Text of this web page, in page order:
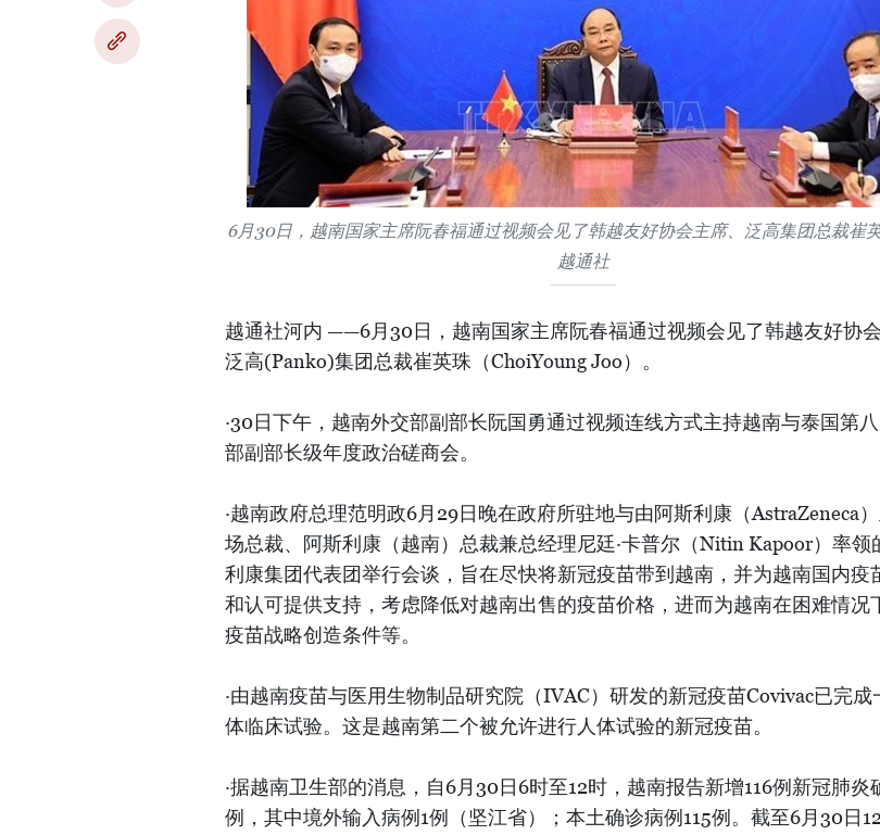
6月30日，越南国家主席阮春福通过视频会见了韩越友好协会主席、泛高集团总裁崔
越通社
越通社河内 ——6月30日，越南国家主席阮春福通过视频会见了韩越友好协会
泛高(Panko)集团总裁崔英珠（ChoiYoung Joo）。
·30日下午，越南外交部副部长阮国勇通过视频连线方式主持越南与泰国第
部副部长级年度政治磋商会。
·越南政府总理范明政6月29日晚在政府所驻地与由阿斯利康（AstraZeneca
场总裁、阿斯利康（越南）总裁兼总经理尼廷·卡普尔（Nitin Kapoor）率领
利康集团代表团举行会谈，旨在尽快将新冠疫苗带到越南，并为越南国内疫
和认可提供支持，考虑降低对越南出售的疫苗价格，进而为越南在困难情况
疫苗战略创造条件等。
·由越南疫苗与医用生物制品研究院（IVAC）研发的新冠疫苗Covivac已完成
体临床试验。这是越南第二个被允许进行人体试验的新冠疫苗。
·据越南卫生部的消息，自6月30日6时至12时，越南报告新增116例新冠肺炎
例，其中境外输入病例1例（坚江省）；本土确诊病例115例。截至6月30日